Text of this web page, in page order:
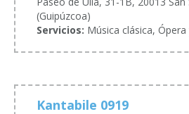
(Guipúzcoa)
Servicios: Música clásica, Ópera
Kantabile 0919